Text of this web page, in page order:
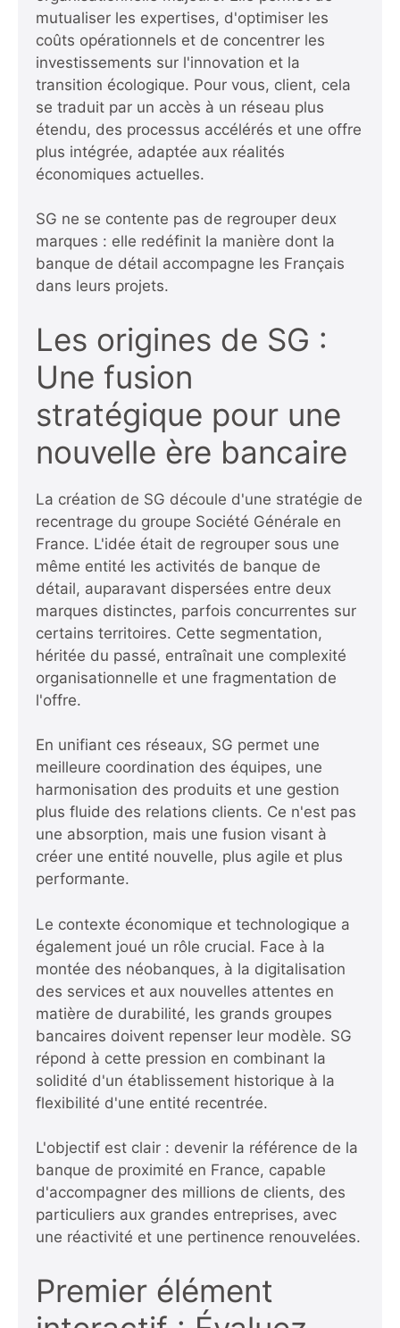
mutualiser les expertises, d'optimiser les
coûts opérationnels et de concentrer les
investissements sur l'innovation et la
transition écologique. Pour vous, client, cela
se traduit par un accès à un réseau plus
étendu, des processus accélérés et une offre
plus intégrée, adaptée aux réalités
économiques actuelles.
SG ne se contente pas de regrouper deux
marques : elle redéfinit la manière dont la
banque de détail accompagne les Français
dans leurs projets.
Les origines de SG :
Une fusion
stratégique pour une
nouvelle ère bancaire
La création de SG découle d'une stratégie de
recentrage du groupe Société Générale en
France. L'idée était de regrouper sous une
même entité les activités de banque de
détail, auparavant dispersées entre deux
marques distinctes, parfois concurrentes sur
certains territoires. Cette segmentation,
héritée du passé, entraînait une complexité
organisationnelle et une fragmentation de
l'offre.
En unifiant ces réseaux, SG permet une
meilleure coordination des équipes, une
harmonisation des produits et une gestion
plus fluide des relations clients. Ce n'est pas
une absorption, mais une fusion visant à
créer une entité nouvelle, plus agile et plus
performante.
Le contexte économique et technologique a
également joué un rôle crucial. Face à la
montée des néobanques, à la digitalisation
des services et aux nouvelles attentes en
matière de durabilité, les grands groupes
bancaires doivent repenser leur modèle. SG
répond à cette pression en combinant la
solidité d'un établissement historique à la
flexibilité d'une entité recentrée.
L'objectif est clair : devenir la référence de la
banque de proximité en France, capable
d'accompagner des millions de clients, des
particuliers aux grandes entreprises, avec
une réactivité et une pertinence renouvelées.
Premier élément